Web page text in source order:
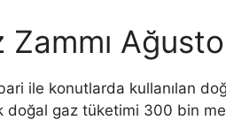
Zammı
ile konutlarda kullanılan
doğal gaz tüketimi 300 bin